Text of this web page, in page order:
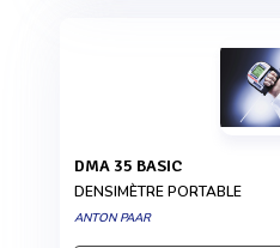
DMA 35 BASIC
DENSIMÈTRE PORTABLE
ANTON PAAR